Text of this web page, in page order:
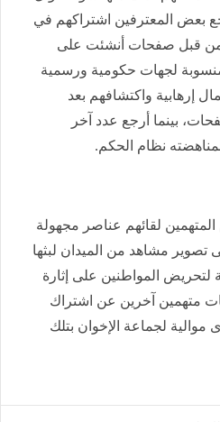
بعض المعترفين اشتراكهم في
من قبل صفحات أنشئت على
لجهات حكومية ورسمية
إرهابية واكتشافهم بعد
بينما أرجع عدد آخر
نظام الحكم.
لقائهم عناصر مجهولة
تصوير مشاهد من الميدان لبثها
المواطنين على إثارة
متهمين آخرين عن اشتراك
لجماعة الإخوان بتلك